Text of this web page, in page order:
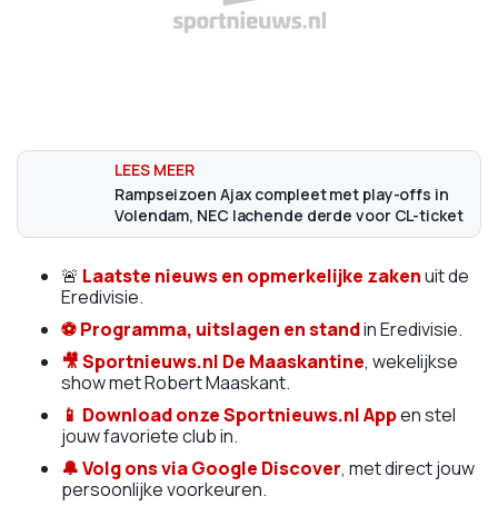
Rampseizoen Ajax compleet met play-offs in
Volendam, NEC lachende derde voor CL-ticket
🚨 Laatste nieuws en opmerkelijke zakenuit de
Eredivisie.
⚽Programma, uitslagen en standin Eredivisie.
🎥Sportnieuws.nl De Maaskantine, wekelijkse
show met Robert Maaskant.
📱 Download onze Sportnieuws.nl Appen stel
jouw favoriete club in.
🔔 Volg ons via Google Discover, met direct jouw
persoonlijke voorkeuren.